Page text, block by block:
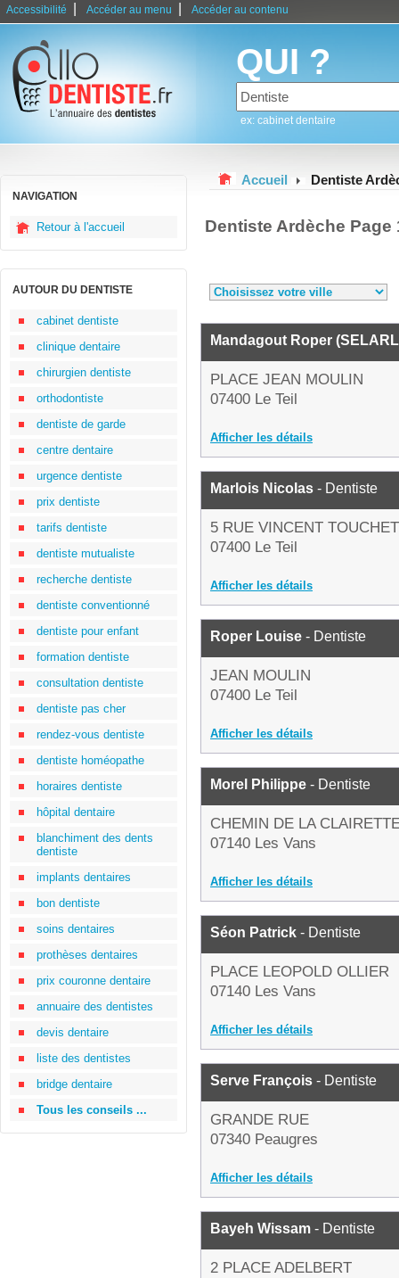
Accessibilité Accéder au menu Accéder au contenu
QUI ?
ex: cabinet dentaire
NAVIGATION
Retour à l'accueil
AUTOUR DU DENTISTE
cabinet dentiste
clinique dentaire
chirurgien dentiste
orthodontiste
dentiste de garde
centre dentaire
urgence dentiste
prix dentiste
tarifs dentiste
dentiste mutualiste
recherche dentiste
dentiste conventionné
dentiste pour enfant
formation dentiste
consultation dentiste
dentiste pas cher
rendez-vous dentiste
dentiste homéopathe
horaires dentiste
hôpital dentaire
blanchiment des dents
dentiste
implants dentaires
bon dentiste
soins dentaires
prothèses dentaires
prix couronne dentaire
annuaire des dentistes
devis dentaire
liste des dentistes
bridge dentaire
Tous les conseils ...
Accueil Dentiste
Dentiste Ardèche Page
Mandagout Roper
PLACE JEAN MOULIN
07400 Le Teil
Afficher les détails
Marlois Nicolas - Dentiste
5 RUE VINCENT TOUCHET
07400 Le Teil
Afficher les détails
Roper Louise - Dentiste
JEAN MOULIN
07400 Le Teil
Afficher les détails
Morel Philippe - Dentiste
CHEMIN DE LA
07140 Les Vans
Afficher les détails
Séon Patrick - Dentiste
PLACE LEOPOLD OLLIER
07140 Les Vans
Afficher les détails
Serve François - Dentiste
GRANDE RUE
07340 Peaugres
Afficher les détails
Bayeh Wissam - Dentiste
2 PLACE ADELBERT